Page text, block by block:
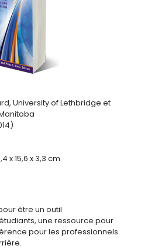
University of Lethbridge et
x 15,6 x 3,3 cm
être un outil
une ressource pour
pour les professionnels